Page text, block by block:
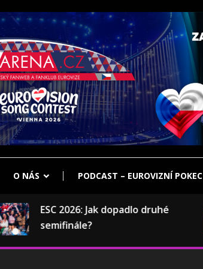
O NÁS PODCAST – EUROVIZNÍ POKEC
ESC 2026: Jak dopadlo druhé
semifinále?